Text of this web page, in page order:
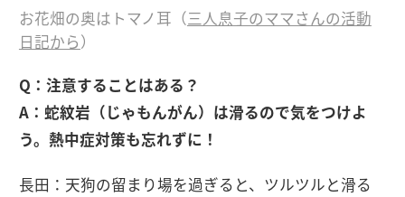
お花畑の奥はトマノ耳（三人息子のママさんの活動
日記から）
Q：注意することはある？
A：蛇紋岩（じゃもんがん）は滑るので気をつけよ
う。熱中症対策も忘れずに！
長田：天狗の留まり場を過ぎると、ツルツルと滑る